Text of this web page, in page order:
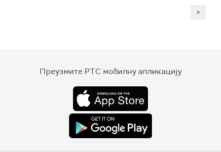
>
Преузмите РТС мобилну апликацију